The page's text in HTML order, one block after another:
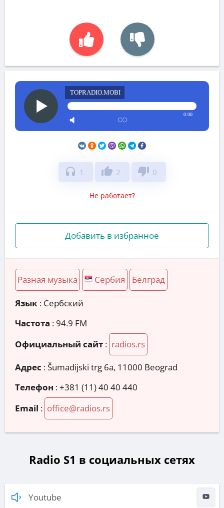
TOPRADIO.MOBI
0:00
headphones 1 thumb_up 2 thumb_down 0
Не работает?
Добавить в избранное
Разная музыка Сербия Белград
Язык : Сербский
Частота : 94.9 FM
Официальный сайт : radios.rs
Адрес :Šumadijski trg 6a, 11000 Beograd
Телефон :+381 (11) 40 40 440
Email : office@radios.rs
Radio S1 в социальных сетях
Youtube